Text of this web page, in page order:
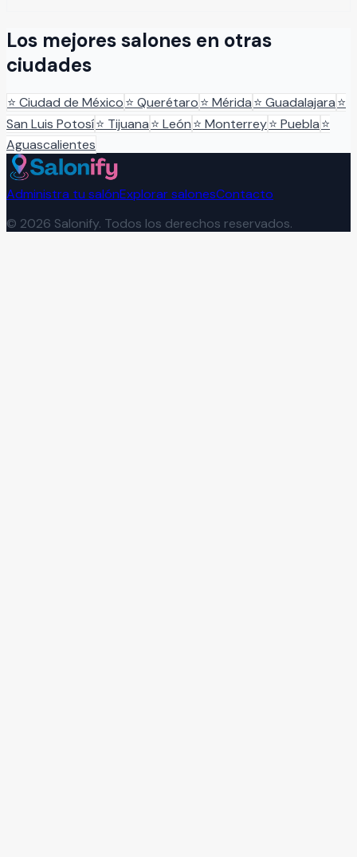
Los mejores salones en otras
ciudades
⭐ Ciudad de México⭐ Querétaro⭐ Mérida⭐ Guadalajara⭐
San Luis Potosí⭐ Tijuana⭐ León⭐ Monterrey⭐ Puebla⭐
Aguascalientes
Administra tu salónExplorar salonesContacto
© 2026 Salonify. Todos los derechos reservados.